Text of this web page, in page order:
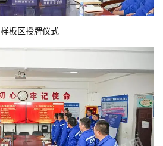
样板区授牌仪式